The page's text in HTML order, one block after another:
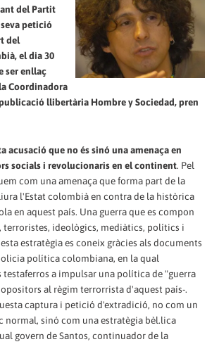
del Partit
petició
del
el dia 30
ser enllaç
Coordinadora
llibertària Hombre y Sociedad, pren
acusació que no és sinó una amenaça en
socials i revolucionaris en el continent. Pel
com una amenaça que forma part de la
l'Estat colombià en contra de la històrica
en aquest país. Una guerra que es compon
terroristes, ideològics, mediàtics, polítics i
estratègia es coneix gràcies als documents
política colombiana, en la qual
testaferros a impulsar una política de "guerra
al règim terrorrista d'aquest país-.
captura i petició d'extradició, no com un
sinó com una estratègia bèl.lica
govern de Santos, continuador de la